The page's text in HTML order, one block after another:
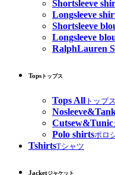
Shortsleeve
Longsleeve
Shortsleeve
Longsleeve
RalphLauren
Tops トップス
Tops All トップ
Cutsew&Tunic
Polo shirtsポロ
TshirtsTシャツ
Jacketジャケット